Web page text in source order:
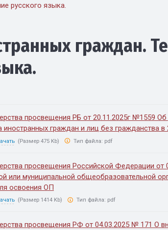
русского языка.
граждан.
просвещения РБ от 20.11.2025г №1559
иностранных граждан и лиц без гражданства в
(Размер 475 Kb) Тип файла: pdf
просвещения Российской Федерации
или муниципальной общеобразовательной
освоения ОП
(Размер 1414 Kb) Тип файла: pdf
просвещения РФ от 04.03.2025 № 171 О